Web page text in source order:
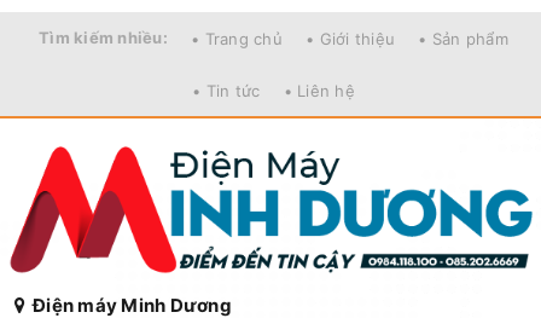
Tìm kiếm nhiều: • Trang chủ • Giới thiệu • Sản phẩm
• Tin tức • Liên hệ
Điện máy Minh Dương